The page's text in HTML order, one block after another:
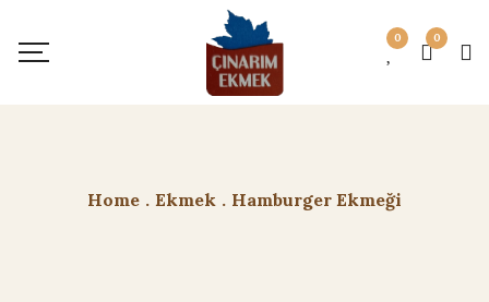
0 0
Home . Ekmek . Hamburger Ekmeği